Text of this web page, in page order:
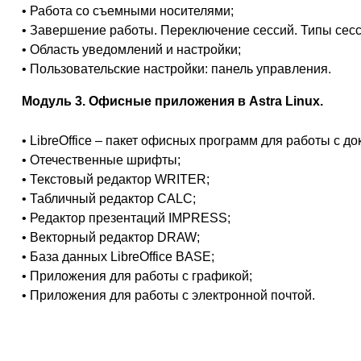
• Работа со съемными носителями;
• Завершение работы. Переключение сессий. Типы
• Область уведомлений и настройки;
• Пользовательские настройки: панель управления.
Модуль 3. Офисные приложения в Astra Linux.
• LibreOffice – пакет офисных программ для работы с
• Отечественные шрифты;
• Текстовый редактор WRITER;
• Табличный редактор CALC;
• Редактор презентаций IMPRESS;
• Векторный редактор DRAW;
• База данных LibreOffice BASE;
• Приложения для работы с графикой;
• Приложения для работы с электронной почтой.